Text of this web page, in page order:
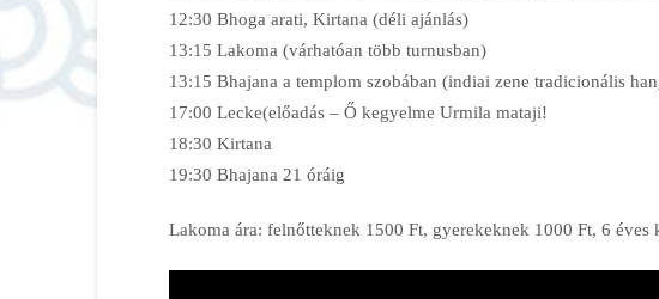
12:30 Bhoga arati, Kirtana (déli ajánlás)
13:15 Lakoma (várhatóan több turnusban)
13:15 Bhajana a templom szobában (indiai zene tradicionális
17:00 Lecke(előadás – Ő kegyelme Urmila mataji!
18:30 Kirtana
19:30 Bhajana 21 óráig
Lakoma ára: felnőtteknek 1500 Ft, gyerekeknek 1000 Ft, 6 éves